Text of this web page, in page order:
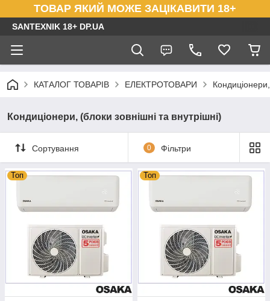
ТОВАР ЯКИЙ МОЖЕ ЗАЦІКАВИТИ 18+
SANTEXNIK 18+ DP.UA
КАТАЛОГ ТОВАРІВ ЕЛЕКТРОТОВАРИ
Кондиціонери, (блоки зовнішні та внутрішні)
Сортування 0 Фільтри
Топ Топ